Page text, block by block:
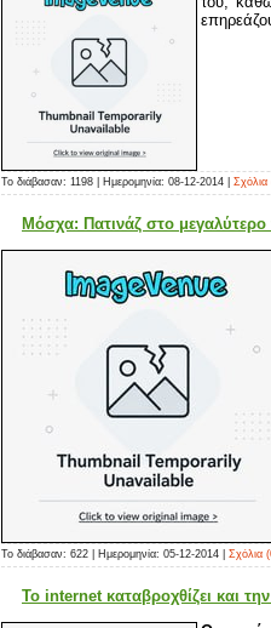
Το διάβασαν: 1198 | Ημερομηνία: 08-12-2014 Σχόλια
Μόσχα: Πατινάζ στο
Το διάβασαν: 622 | Ημερομηνία: 05-12-2014 Σχόλια
Το internet καταβροχθίζει και